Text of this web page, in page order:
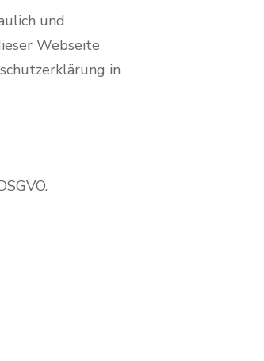
und
Webseite
in